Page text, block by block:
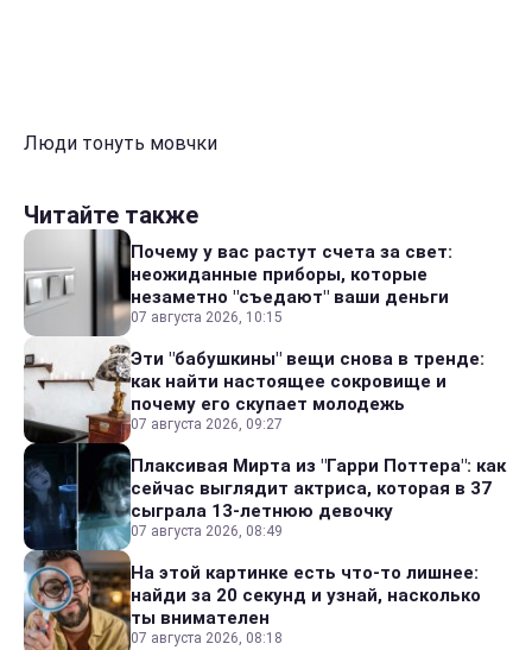
Люди тонуть мовчки
Читайте также
Почему у вас растут счета за свет:
неожиданные приборы, которые
незаметно "съедают" ваши деньги
07 августа 2026, 10:15
Эти "бабушкины" вещи снова в тренде:
как найти настоящее сокровище и
почему его скупает молодежь
07 августа 2026, 09:27
Плаксивая Мирта из "Гарри Поттера": как
сейчас выглядит актриса, которая в 37
сыграла 13-летнюю девочку
07 августа 2026, 08:49
На этой картинке есть что-то лишнее:
найди за 20 секунд и узнай, насколько
ты внимателен
07 августа 2026, 08:18